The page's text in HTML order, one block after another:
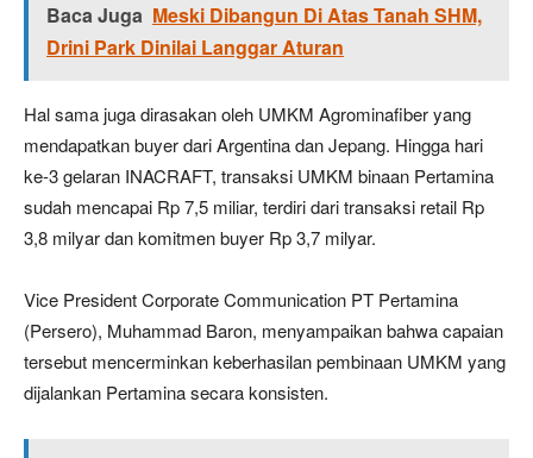
Baca Juga Meski Dibangun Di Atas Tanah SHM,
Drini Park Dinilai Langgar Aturan
Hal sama juga dirasakan oleh UMKM Agrominafiber yang
mendapatkan buyer dari Argentina dan Jepang. Hingga hari
ke-3 gelaran INACRAFT, transaksi UMKM binaan Pertamina
sudah mencapai Rp 7,5 miliar, terdiri dari transaksi retail Rp
3,8 milyar dan komitmen buyer Rp 3,7 milyar.
Vice President Corporate Communication PT Pertamina
(Persero), Muhammad Baron, menyampaikan bahwa capaian
tersebut mencerminkan keberhasilan pembinaan UMKM yang
dijalankan Pertamina secara konsisten.